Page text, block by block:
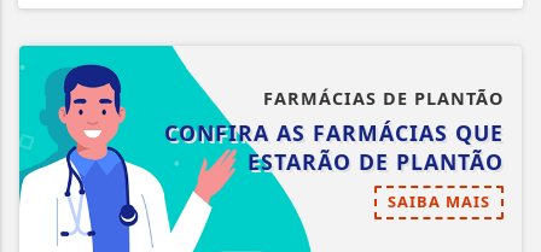
FARMÁCIAS DE PLANTÃO
CONFIRA AS FARMÁCIAS QUE
ESTARÃO DE PLANTÃO
SAIBA MAIS